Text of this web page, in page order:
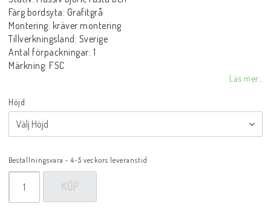
Färg bordsyta: Grafitgrå
Montering: kräver montering
Tillverkningsland: Sverige
Antal förpackningar: 1
Märkning: FSC
Läs mer...
Höjd
Beställningsvara - 4-5 veckors leveranstid
KÖP